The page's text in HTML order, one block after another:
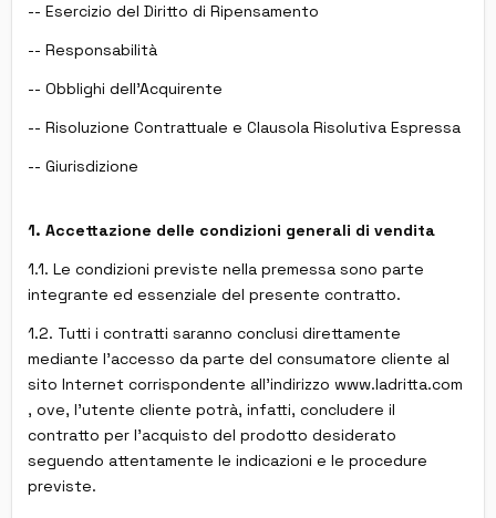
-- Esercizio del Diritto di Ripensamento
-- Responsabilità
-- Obblighi dell'Acquirente
-- Risoluzione Contrattuale e Clausola Risolutiva Espressa
-- Giurisdizione
1. Accettazione delle condizioni generali di vendita
1.1. Le condizioni previste nella premessa sono parte
integrante ed essenziale del presente contratto.
1.2. Tutti i contratti saranno conclusi direttamente
mediante l'accesso da parte del consumatore cliente al
sito Internet corrispondente all'indirizzo www.ladritta.com
, ove, l'utente cliente potrà, infatti, concludere il
contratto per l'acquisto del prodotto desiderato
seguendo attentamente le indicazioni e le procedure
previste.